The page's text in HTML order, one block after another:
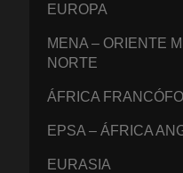
EUROPA
MENA – ORIENTE
NORTE
ÁFRICA
EPSA – ÁFRICA
EURASIA